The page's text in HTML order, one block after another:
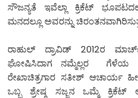
ಸೌಜನ್ಯತೆ ಇವೆಲ್ಲಾ ಕ್ರಿಕೆಟ್
ಮನದಲ್ಲೂ ಅವರನ್ನು
ರಾಹುಲ್ ದ್ರಾವಿಡ್ 2012ರ
ಘೋಷಿಸಿದಾಗ ನಮ್ಮೆಲ್ಲರ ಗೆಳೆಯ
ರೇಖಾಚಿತ್ರಗಾರ ಸತೀಶ್ ಆಚಾರ್ಯ
ಒಬ್ಬ ಶ್ರೇಷ್ಠ ಸಜ್ಜನ ಒಮ್ಮೆ ಕ್ರಿಕೆಟ್